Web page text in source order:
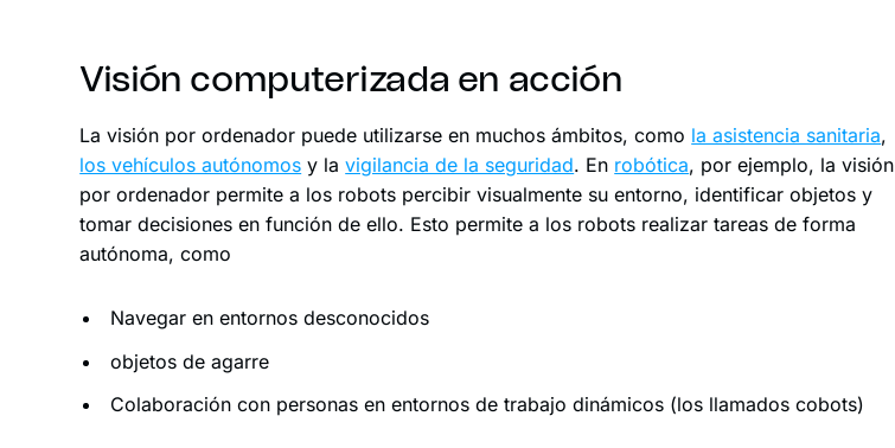
Visión computerizada en acción
La visión por ordenador puede utilizarse en muchos ámbitos, como la asistencia sanitaria,
los vehículos autónomos y lavigilancia de la seguridad. En robótica, por ejemplo, la visión
por ordenador permite a los robots percibir visualmente su entorno, identificar objetos y
tomar decisiones en función de ello. Esto permite a los robots realizar tareas de forma
autónoma, como
Navegar en entornos desconocidos
objetos de agarre
Colaboración con personas en entornos de trabajo dinámicos (los llamados cobots)